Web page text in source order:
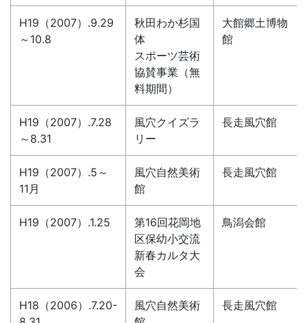
H19（2007）.9.29
～10.8
秋田わか杉国
体
スポーツ芸術
協賛事業（無
料期間）
大館郷土博物
館
H19（2007）.7.28
～8.31
風穴クイズラ
リー
長走風穴館
H19（2007）.5～
11月
風穴自然美術
館
長走風穴館
H19（2007）.1.25
第16回花岡地
区保幼小交流
新春カルタ大
会
鳥潟会館
H18（2006）.7.20-
風穴自然美術
長走風穴館